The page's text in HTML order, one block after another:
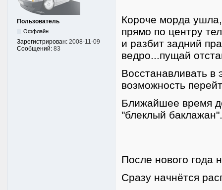
Пользователь
Оффлайн
Зарегистрирован: 2008-11-09
Сообщений: 83
Короче морда
прямо по центру
и разбит задний
ведро...пущай
Восстанавливать в
возможность
Ближайшее время
"блеклый баклажан".
После нового года
Сразу начнётся